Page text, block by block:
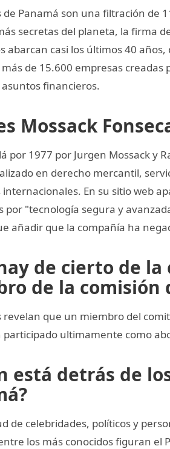
de Panamá son una filtración de
secretas del planeta, la firma
abarcan casi los últimos 40
de 15.600 empresas
financieros.
Mossack
por 1977 por Jurgen Mossack y
en derecho mercantil,
En su sitio web
por "tecnología segura y
añadir que la compañía ha
de cierto de
de la comisión
revelan que un miembro del
participado ultimamente como
está detrás de
de celebridades, políticos y
los más conocidos figuran el